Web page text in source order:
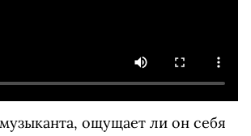
ощущает ли он себя